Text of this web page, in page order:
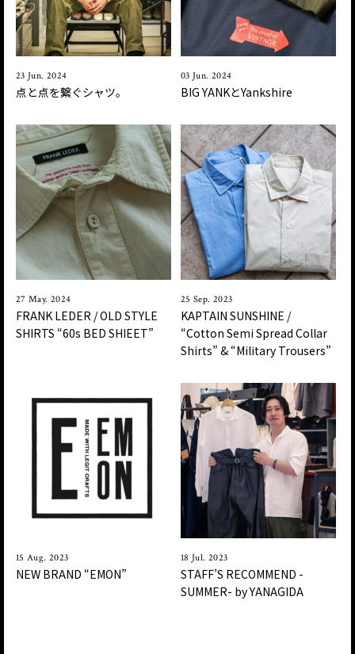
23 Jun. 2024
点と点を繋ぐシャツ。
03 Jun. 2024
BIG YANKとYankshire
27 May. 2024
FRANK LEDER / OLD STYLE
SHIRTS “60s BED SHIEET”
25 Sep. 2023
KAPTAIN SUNSHINE /
“Cotton Semi Spread Collar
Shirts” & “Military Trousers”
15 Aug. 2023
NEW BRAND “EMON”
18 Jul. 2023
STAFF’S RECOMMEND -
SUMMER- by YANAGIDA